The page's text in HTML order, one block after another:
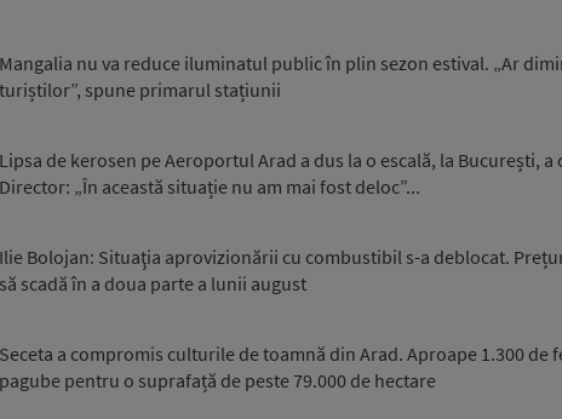
Mangalia nu va reduce iluminatul public în plin sezon estival. „Ar
turiștilor”, spune primarul stațiunii
Lipsa de kerosen pe Aeroportul Arad a dus la o escală, la București, a
Director: „În această situație nu am mai fost deloc”...
Ilie Bolojan: Situaţia aprovizionării cu combustibil s-a deblocat.
să scadă în a doua parte a lunii august
Seceta a compromis culturile de toamnă din Arad. Aproape 1.300 de
pagube pentru o suprafață de peste 79.000 de hectare